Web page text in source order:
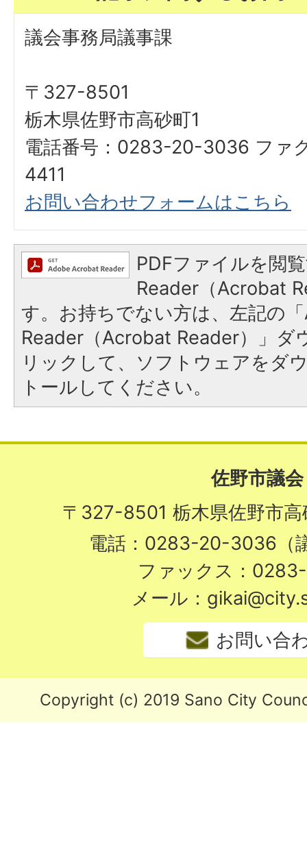
議会事務局議事課
〒327-8501
栃木県佐野市高砂町1
電話番号：0283-20-3036 ファ
4411
お問い合わせフォームはこちら
PDFファイルを閲
Reader（Acrobat
す。お持ちでない方は、左記の
Reader（Acrobat Reader）」ダ
リックして、ソフトウェアをダ
トールしてください。
佐野市議会
〒327-8501 栃木県佐野市高
電話：0283-20-3036（
ファックス：
メール：
お問い合
Copyright (c) 2019 Sano City